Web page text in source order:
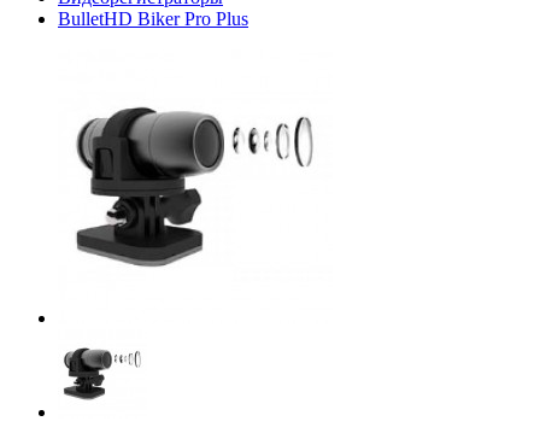
BulletHD Biker Pro Plus